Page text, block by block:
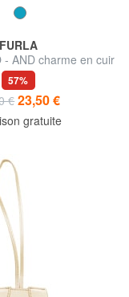
FURLA
- AND charme en cuir
57%
€ 23,50 €
gratuite